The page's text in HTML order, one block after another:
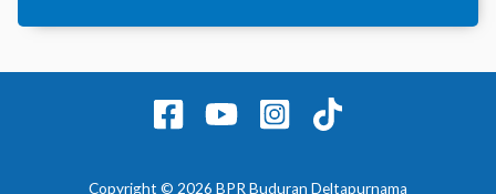
Copyright © 2026 BPR Buduran Deltapurnama